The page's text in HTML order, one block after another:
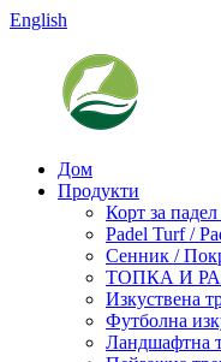
English
Дом
Продукти
Корт за
Padel Turf /
Сенник /
ТОПКА И
Изкуствена
Футболна
Ландшафтна